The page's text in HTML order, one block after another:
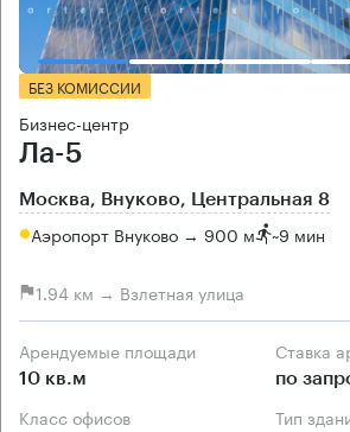
БЕЗ КОМИССИИ
Бизнес-центр
Ла-5
Москва, Внуково, Центральная 8
Аэропорт Внуково → 900 м ~9 мин
1.94 км → Взлетная улица
Арендуемые площади
10 кв.м
Ставка
по
Класс офисов Тип